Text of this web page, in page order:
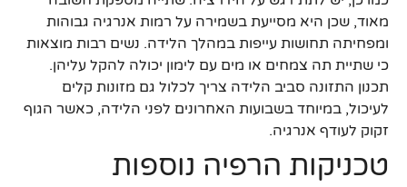
מאוד, שכן היא מסייעת בשמירה על רמות אנרגיה גבוהות
ומפחיתה תחושות עייפות במהלך הלידה. נשים רבות מוצאות
כי שתיית תה צמחים או מים עם לימון יכולה להקל עליהן.
תכנון התזונה סביב הלידה צריך לכלול גם מזונות קלים
לעיכול, במיוחד בשבועות האחרונים לפני הלידה, כאשר הגוף
זקוק לעודף אנרגיה.
טכניקות הרפיה נוספות